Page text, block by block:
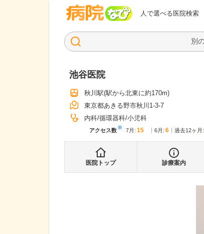
人で選べる医院検索
病院なび
池谷医院
秋川駅(駅から北東に約170m)
東京都あきる野市秋川1-3-7
内科 循環器科 小児科
アクセス数※ 7月 : 15 6月 : 6 過去12ヶ月:
医院トップ 診療案内